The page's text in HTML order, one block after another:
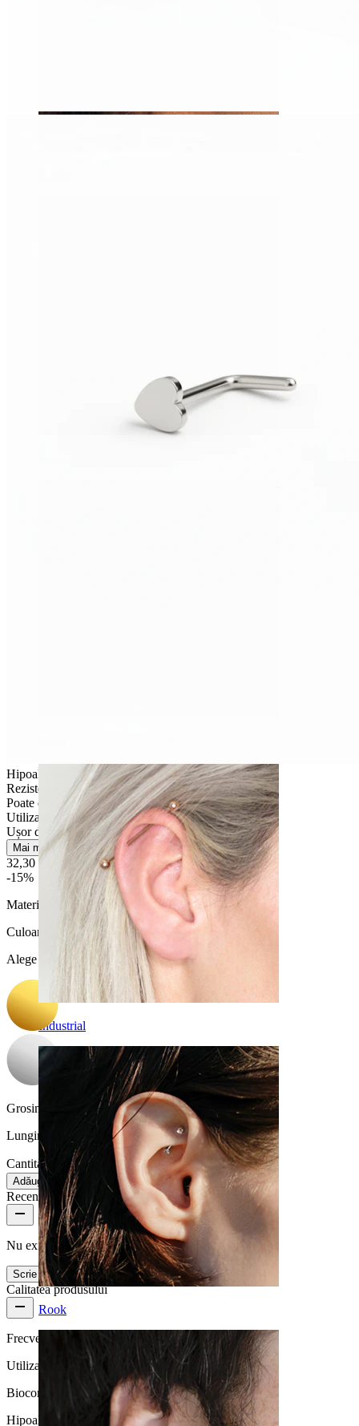
Industrial
Rook
Hipoalergenic
Rezistentă la apă
Poate dura o viață
Utilizare zilnică
Ușor de utilizat
Mai multe
32,30 Lei
38,00 Lei
-15%
Material:
Titan
Culoare
Alege Culoare
Grosimea firului:
0,8 mm
Lungime:
Cantitate: 1
Schimbă
Adăugă în coș
Recenzii produs
Nu există încă review-uri pentru acest produs
Scrie un review
Calitatea produsului
Frecvență purtare
Utilizare zilnică
Biocompatibilitate
Hipoalergenic